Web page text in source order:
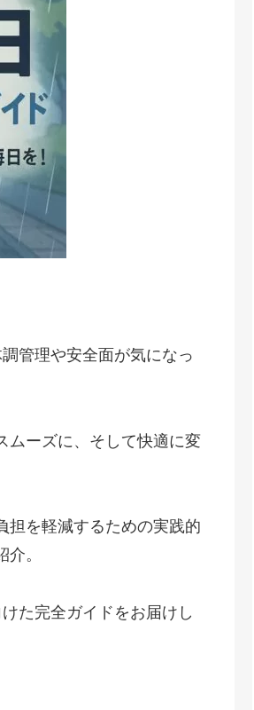
管理や安全面が気になっ
ムーズに、そして快適に変
担を軽減するための実践的
。
た完全ガイドをお届けし